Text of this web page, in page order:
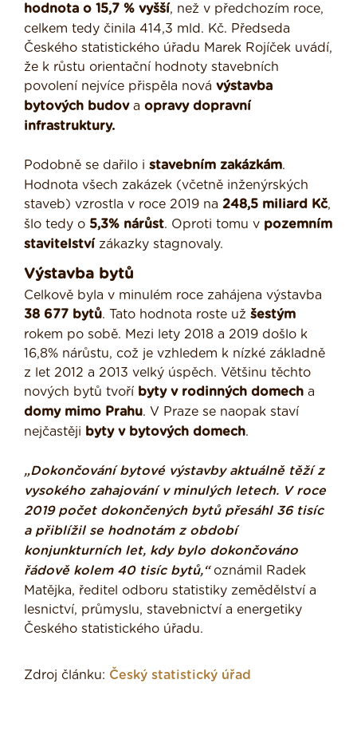
hodnota o 15,7 % vyšší, než v předchozím roce,
celkem tedy činila 414,3 mld. Kč. Předseda
Českého statistického úřadu Marek Rojíček uvádí,
že k růstu orientační hodnoty stavebních
povolení nejvíce přispěla nová výstavba
bytových budova opravy dopravní
infrastruktury.
Podobně se dařilo i stavebním zakázkám.
Hodnota všech zakázek (včetně inženýrských
staveb) vzrostla v roce 2019 na 248,5 miliard Kč,
šlo tedy o 5,3% nárůst. Oproti tomu v pozemním
stavitelství zákazky stagnovaly.
Výstavba bytů
Celkově byla v minulém roce zahájena výstavba
38 677 bytů. Tato hodnota roste už šestým
rokem po sobě. Mezi lety 2018 a 2019 došlo k
16,8% nárůstu, což je vzhledem k nízké základně
z let 2012 a 2013 velký úspěch. Většinu těchto
nových bytů tvoří byty v rodinných domech a
domy mimo Prahu. V Praze se naopak staví
nejčastěji byty v bytových domech.
„Dokončování bytové výstavby aktuálně těží z
vysokého zahajování v minulých letech. V roce
2019 počet dokončených bytů přesáhl 36 tisíc
a přiblížil se hodnotám z období
konjunkturních let, kdy bylo dokončováno
řádově kolem 40 tisíc bytů,“oznámil Radek
Matějka, ředitel odboru statistiky zemědělství a
lesnictví, průmyslu, stavebnictví a energetiky
Českého statistického úřadu.
Zdroj článku: Český statistický úřad